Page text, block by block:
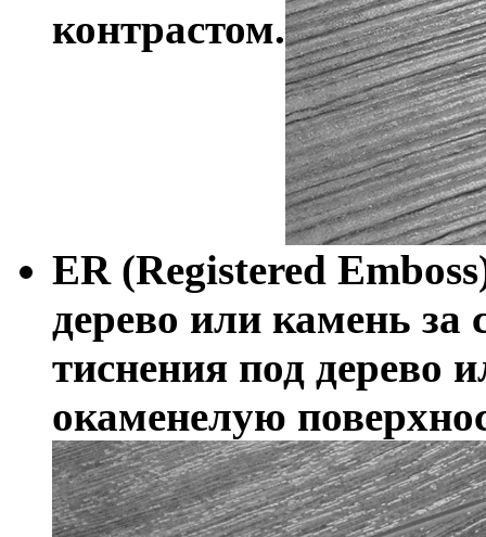
контрастом.
ER (Registered
дерево или камень за
тиснения под дерево
окаменелую